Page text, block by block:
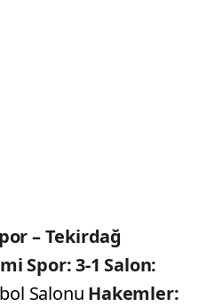
– Tekirdağ
Spor: 3-1 Salon:
Salonu Hakemler: